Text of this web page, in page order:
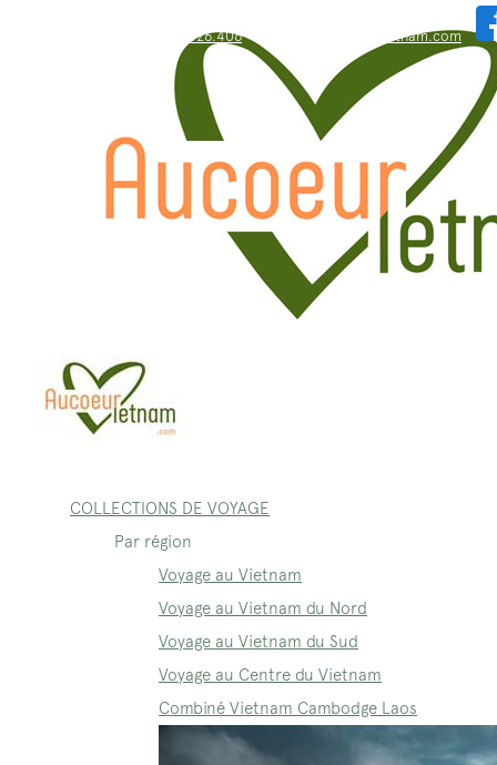
WhatsApp: +84.909.426.406 bonjour@aucoeurvietnam.com
COLLECTIONS DE VOYAGE
Par région
Voyage au Vietnam
Voyage au Vietnam du Nord
Voyage au Vietnam du Sud
Voyage au Centre du Vietnam
Combiné Vietnam Cambodge Laos